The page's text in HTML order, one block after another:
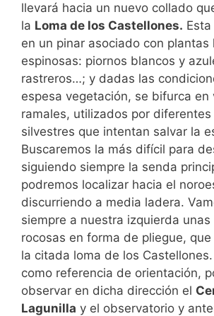
llevará hacia un nuevo collado
la Loma de los Castellones.
en un pinar asociado con plantas
espinosas: piornos blancos y
rastreros…; y dadas las
espesa vegetación, se bifurca en
ramales, utilizados por diferentes
silvestres que intentan salvar la
Buscaremos la más difícil para
siguiendo siempre la senda
podremos localizar hacia el
discurriendo a media ladera.
siempre a nuestra izquierda
rocosas en forma de pliegue,
la citada loma de los
como referencia de orientación,
observar en dicha dirección el
Lagunilla y el observatorio y